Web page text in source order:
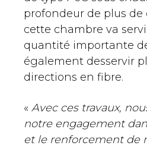
profondeur de plus de
cette chambre va
quantité importante
également desservir
directions en fibre.
« Avec ces travaux,
notre engagement
et le renforcement de